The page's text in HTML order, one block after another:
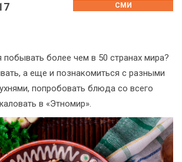
СМИ
побывать более чем в 50 странах мира?
а еще и познакомиться с разными
попробовать блюда со всего
в «Этномир».